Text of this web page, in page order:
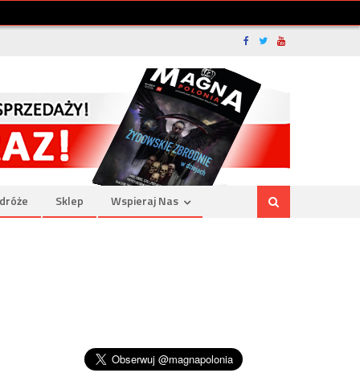
Sklep Wspieraj Nas